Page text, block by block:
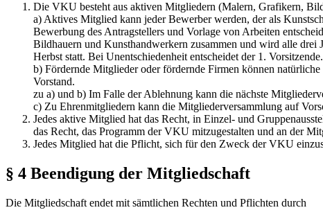
Die VKU besteht aus aktiven Mitgliedern (Malern, Grafikern,
a) Aktives Mitglied kann jeder Bewerber werden, der als
Bewerbung des Antragstellers und Vorlage von Arbeiten
Bildhauern und Kunsthandwerkern zusammen und wird alle
Herbst statt. Bei Unentschiedenheit entscheidet der 1.
b) Fördernde Mitglieder oder fördernde Firmen können
Vorstand.
zu a) und b) Im Falle der Ablehnung kann die nächste
c) Zu Ehrenmitgliedern kann die Mitgliederversammlung auf
Jedes aktive Mitglied hat das Recht, in Einzel- und
das Recht, das Programm der VKU mitzugestalten und an der
Jedes Mitglied hat die Pflicht, sich für den Zweck der VKU
§ 4 Beendigung der Mitgliedschaft
Die Mitgliedschaft endet mit sämtlichen Rechten und Pflichten durch